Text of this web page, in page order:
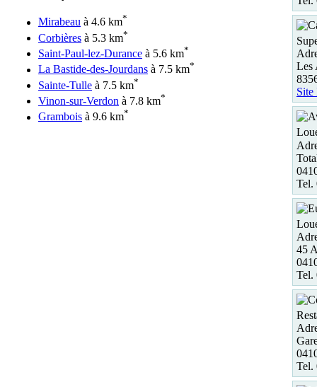
Mirabeau à 4.6 km*
Corbières à 5.3 km*
Saint-Paul-lez-Durance à 5.6 km*
La Bastide-des-Jourdans à 7.5 km*
Sainte-Tulle à 7.5 km*
Vinon-sur-Verdon à 7.8 km*
Grambois à 9.6 km*
Les
Site
Tel.
45
Tel.
Tel.